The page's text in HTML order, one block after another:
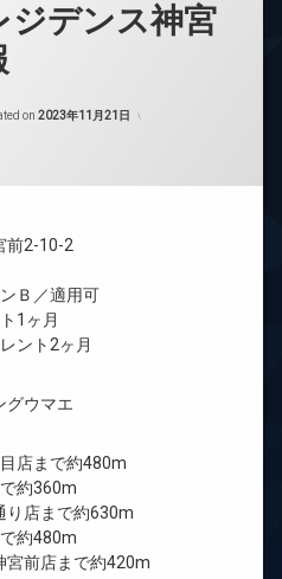
ジデンス神宮
on 2023年11月21日
2-10-2
Ｂ／適用可
1ヶ月
ント2ヶ月
グウマエ
店まで約480m
約360m
り店まで約630m
約480m
宮前店まで約420m